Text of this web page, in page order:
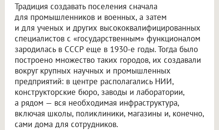
Традиция создавать поселения сначала
для промышленников и военных, а затем
и для ученых и других высококвалифицированных
специалистов с «государственным» функционалом
зародилась в СССР еще в 1930-е годы. Тогда было
построено множество таких городов, их создавали
вокруг крупных научных и промышленных
предприятий: в центре располагались НИИ,
конструкторские бюро, заводы и лаборатории,
а рядом — вся необходимая инфраструктура,
включая школы, поликлиники, магазины и, конечно,
сами дома для сотрудников.